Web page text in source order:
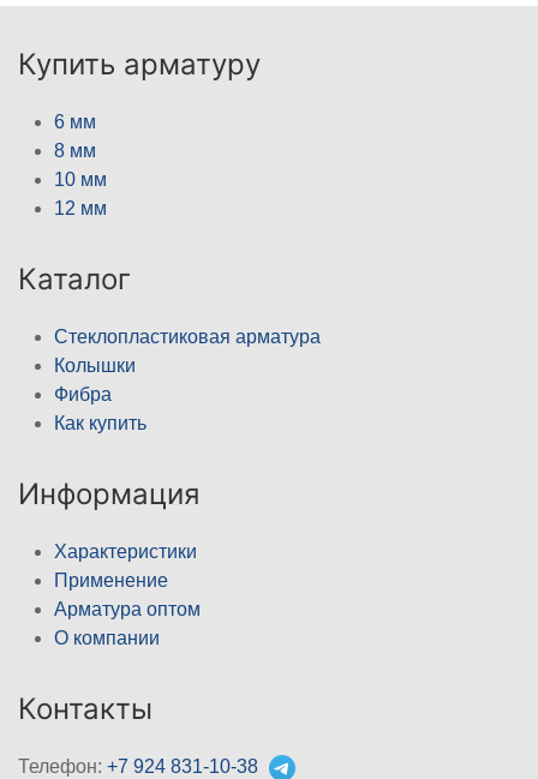
Купить арматуру
6 мм
8 мм
10 мм
12 мм
Каталог
Стеклопластиковая арматура
Колышки
Фибра
Как купить
Информация
Характеристики
Применение
Арматура оптом
О компании
Контакты
Телефон: +7 924 831-10-38